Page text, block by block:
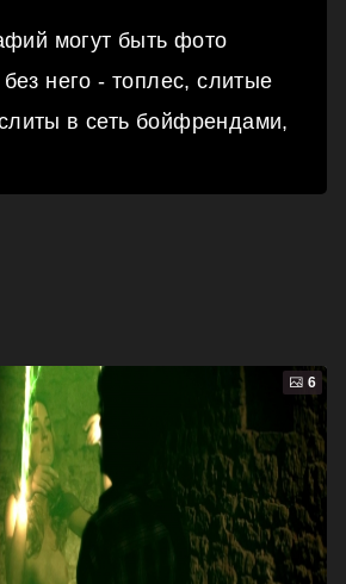
могут быть фото
него - топлес, слитые
в сеть бойфрендами,
6